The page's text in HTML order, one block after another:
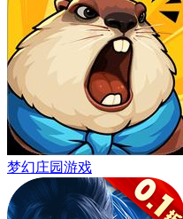
梦幻庄园游戏